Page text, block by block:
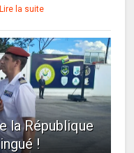
Lire la suite
la République
!